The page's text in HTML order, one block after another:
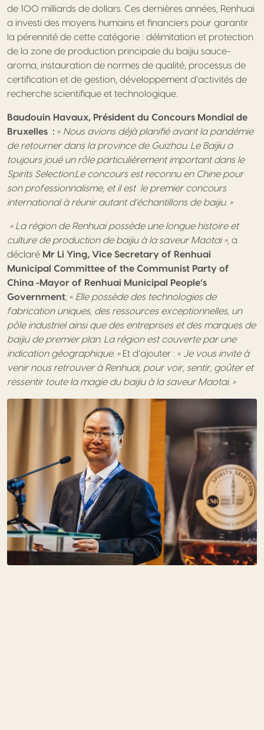
de 100 milliards de dollars. Ces dernières années, Renhuai
a investi des moyens humains et financiers pour garantir
la pérennité de cette catégorie : délimitation et protection
de la zone de production principale du baijiu sauce-
aroma, instauration de normes de qualité, processus de
certification et de gestion, développement d’activités de
recherche scientifique et technologique.
Baudouin Havaux, Président du Concours Mondial de
Bruxelles : « Nous avions déjà planifié avant la pandémie
de retourner dans la province de Guizhou. Le Baijiu a
toujours joué un rôle particulièrement important dans le
Spirits Selection.Le concours est reconnu en Chine pour
son professionnalisme, et il est le premier concours
international à réunir autant d’échantillons de baijiu. »
« La région de Renhuai possède une longue histoire et
culture de production de baijiu à la saveur Maotai », a
déclaré Mr Li Ying, Vice Secretary of Renhuai
Municipal Committee of the Communist Party of
China -Mayor of Renhuai Municipal People’s
Government; « Elle possède des technologies de
fabrication uniques, des ressources exceptionnelles, un
pôle industriel ainsi que des entreprises et des marques de
baijiu de premier plan. La région est couverte par une
indication géographique. »Et d’ajouter : « Je vous invite à
venir nous retrouver à Renhuai, pour voir, sentir, goûter et
ressentir toute la magie du baijiu à la saveur Maotai. »